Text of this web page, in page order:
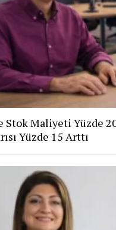
Stok Maliyeti Yüzde
Yüzde 15 Arttı